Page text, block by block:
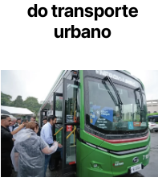
do transporte
urbano